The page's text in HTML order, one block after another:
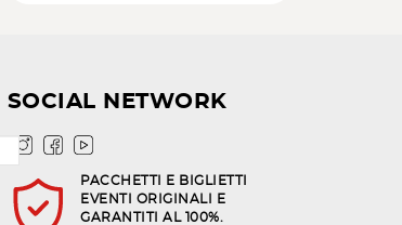
SOCIAL NETWORK
PACCHETTI E BIGLIETTI
EVENTI ORIGINALI E
GARANTITI AL 100%.